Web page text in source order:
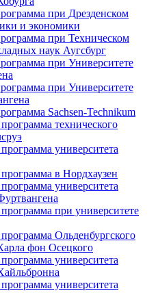
при Дрезденском
и экономики
при Техническом
наук Аугсбург
при Университете
при Университете
Sachsen-Technikum
технического
университета
в Нордхаузен
университета
при университете
Ольденбургского
фон Осецкого
университета
университета